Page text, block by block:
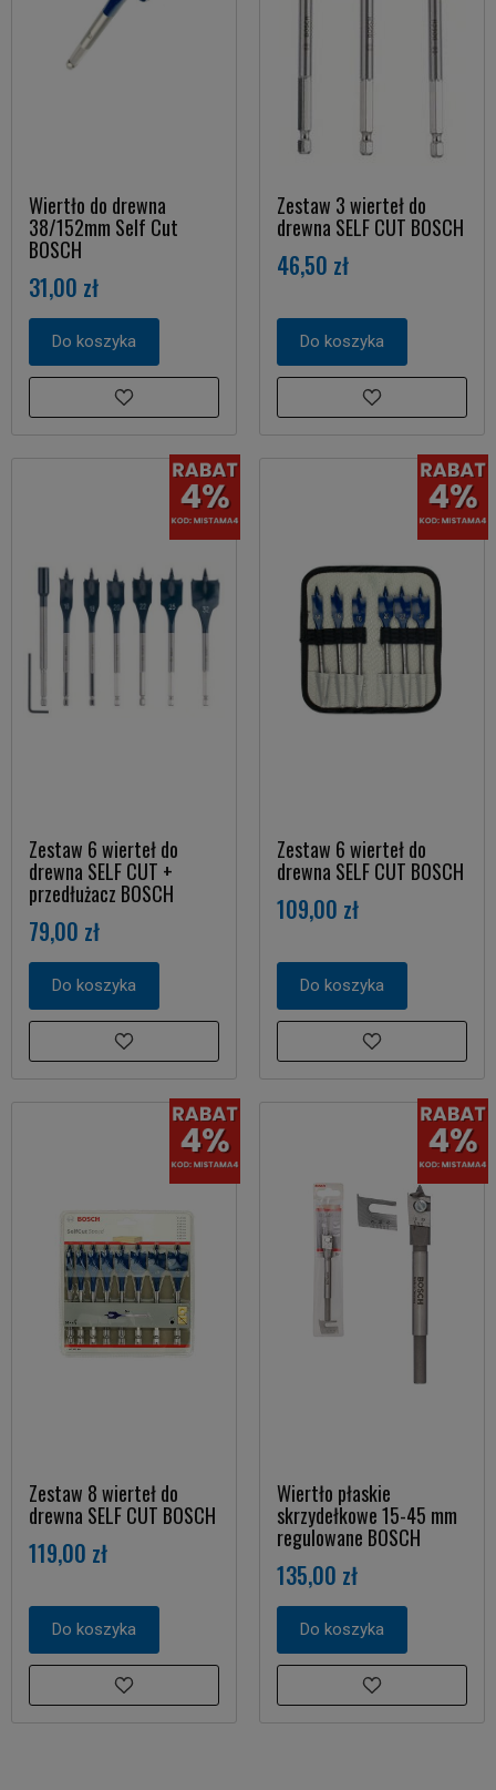
Wiertło do drewna
38/152mm Self Cut
BOSCH
31,00 zł
Do koszyka
Zestaw 3 wierteł do
drewna SELF CUT BOSCH
46,50 zł
Do koszyka
Zestaw 6 wierteł do
drewna SELF CUT +
przedłużacz BOSCH
79,00 zł
Do koszyka
Zestaw 6 wierteł do
drewna SELF CUT BOSCH
109,00 zł
Do koszyka
Zestaw 8 wierteł do
drewna SELF CUT BOSCH
119,00 zł
Do koszyka
Wiertło płaskie
skrzydełkowe 15-45 mm
regulowane BOSCH
135,00 zł
Do koszyka